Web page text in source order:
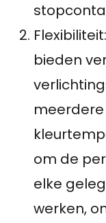
bieden
om de
elke
werken,